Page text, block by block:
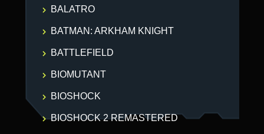
BALATRO
BATMAN: ARKHAM KNIGHT
BATTLEFIELD
BIOMUTANT
BIOSHOCK
BIOSHOCK 2 REMASTERED